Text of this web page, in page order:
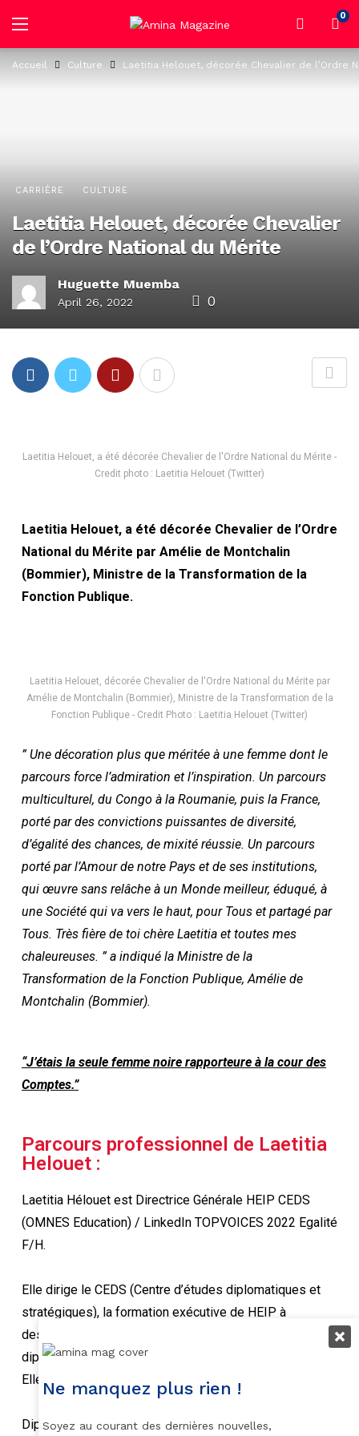
0
Accueil Culture Laetitia Helouet, décorée Chevalier de l’Ordre
CARRIÈRE CULTURE
Laetitia Helouet, décorée Chevalier
de l’Ordre National du Mérite
Huguette Muemba
April 26, 2022 0
Laetitia Helouet, a été décorée Chevalier de l'Ordre National du Mérite -
Credit photo : Laetitia Helouet (Twitter)
Laetitia Helouet, a été décorée Chevalier de l’Ordre
National du Mérite par Amélie de Montchalin
(Bommier), Ministre de la Transformation de la
Fonction Publique.
Laetitia Helouet, décorée Chevalier de l'Ordre National du Mérite par
Amélie de Montchalin (Bommier), Ministre de la Transformation de la
Fonction Publique - Credit Photo : Laetitia Helouet (Twitter)
” Une décoration plus que méritée à une femme dont le
parcours force l’admiration et l’inspiration. Un parcours
multiculturel, du Congo à la Roumanie, puis la France,
porté par des convictions puissantes de diversité,
d’égalité des chances, de mixité réussie. Un parcours
porté par l’Amour de notre Pays et de ses institutions,
qui œuvre sans relâche à un Monde meilleur, éduqué, à
une Société qui va vers le haut, pour Tous et partagé par
Tous. Très fière de toi chère Laetitia et toutes mes
chaleureuses. ” a indiqué la Ministre de la
Transformation de la Fonction Publique, Amélie de
Montchalin (Bommier).
“J’étais la seule femme noire rapporteure à la cour des
Comptes.”
Parcours professionnel de Laetitia
Helouet :
Laetitia Hélouet est Directrice Générale HEIP CEDS
(OMNES Education) / LinkedIn TOPVOICES 2022 Egalité
F/H.
Elle dirige le CEDS (Centre d’études diplomatiques et
stratégiques), la formation exécutive de HEIP à
destination de professionnels de la défense, la
diplomatie, la cybersécurité, la résolution de conflits.
Elle remplace à ce poste Philippe Cattelat.
Diplômée de Sciences po Rennes, section service
Ne manquez plus rien !
Soyez au courant des dernières nouvelles,